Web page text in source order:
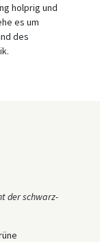
holprig und
es um
des
der schwarz-